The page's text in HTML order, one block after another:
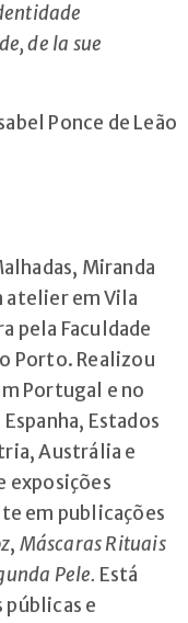
de la sue
Ponce de Leão
Miranda
atelier em Vila
pela Faculdade
Porto. Realizou
Portugal e no
Estados
Austrália e
exposições
em publicações
, Máscaras Rituais
Pele. Está
públicas e